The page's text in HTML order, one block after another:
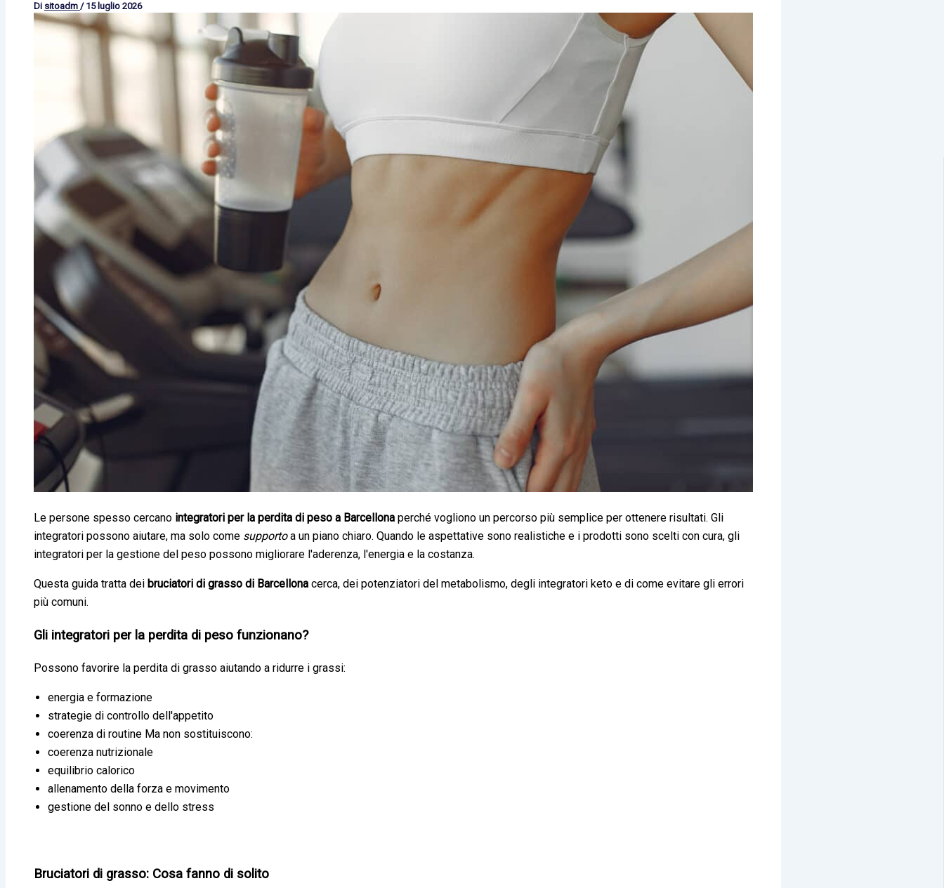
Di sitoadm / 15 luglio 2026
Le persone spesso cercano integratori per la perdita di peso a Barcellona perché vogliono un percorso più semplice per ottenere risultati. Gli
integratori possono aiutare, ma solo come supportoa un piano chiaro. Quando le aspettative sono realistiche e i prodotti sono scelti con cura, gli
integratori per la gestione del peso possono migliorare l'aderenza, l'energia e la costanza.
Questa guida tratta dei bruciatori di grasso di Barcellona cerca, dei potenziatori del metabolismo, degli integratori keto e di come evitare gli errori
più comuni.
Gli integratori per la perdita di peso funzionano?
Possono favorire la perdita di grasso aiutando a ridurre i grassi:
energia e formazione
strategie di controllo dell'appetito
coerenza di routine Ma non sostituiscono:
coerenza nutrizionale
equilibrio calorico
allenamento della forza e movimento
gestione del sonno e dello stress
Bruciatori di grasso: Cosa fanno di solito